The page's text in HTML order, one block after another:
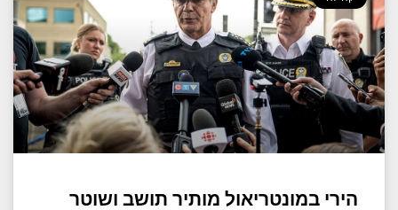
הירי במונטריאול מותיר תושב ושוטר